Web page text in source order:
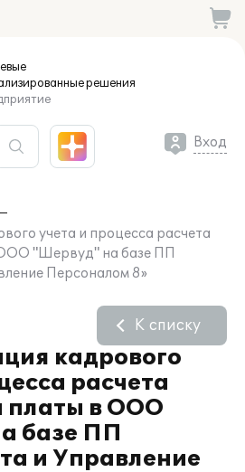
решения
Вход
учета и процесса расчета
"Шервуд" на базе ПП
Персоналом 8»
кадрового
расчета
платы в ООО
базе ПП
и Управление
К списку